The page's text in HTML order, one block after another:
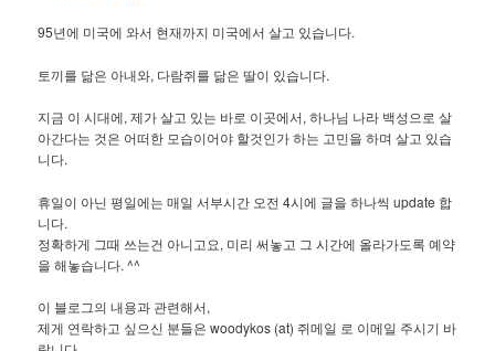
95년에 미국에 와서 현재까지 미국에서 살고 있습니다.
토끼를 닮은 아내와, 다람쥐를 닮은 딸이 있습니다.
지금 이 시대에, 제가 살고 있는 바로 이곳에서, 하나님 나라 백성으로 살
아간다는 것은 어떠한 모습이어야 할것인가 하는 고민을 하며 살고 있습
니다.
휴일이 아닌 평일에는 매일 서부시간 오전 4시에 글을 하나씩 update 합
니다.
정확하게 그때 쓰는건 아니고요, 미리 써놓고 그 시간에 올라가도록 예약
을 해놓습니다. ^^
이 블로그의 내용과 관련해서,
제게 연락하고 싶으신 분들은 woodykos (at) 쥐메일 로 이메일 주시기 바